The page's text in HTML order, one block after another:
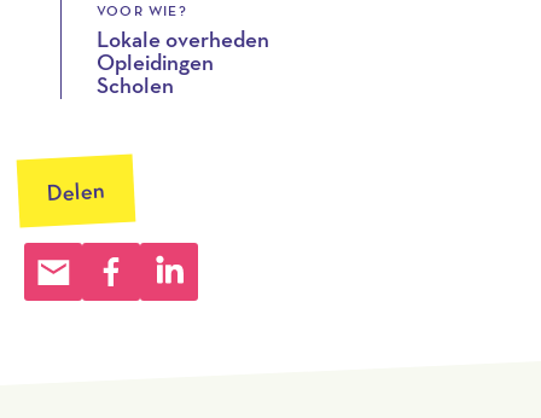
VOOR WIE?
Lokale overheden
Opleidingen
Scholen
Delen